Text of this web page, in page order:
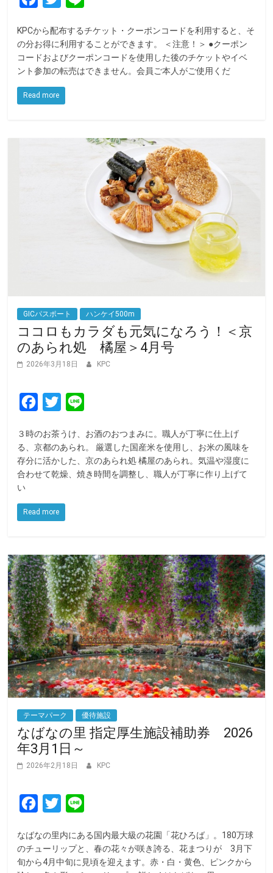
c
e
b
o
o
i
t
t
e
r
n
e
KPCから配布するチケット・クーポンコードを利用すると、そ
の分お得に利用することができます。 ＜注意！＞ ●クーポン
コードおよびクーポンコードを使用した後のチケットやイベ
ント参加の転売はできません。会員ご本人がご使用くだ
Read more
GICパスポート ハンケイ500m
ココロもカラダも元気になろう！＜京
のあられ処 橘屋＞4月号
2026年3月18日 KPC
c
e
b
o
T
t
t
n
e
３時のお茶うけ、お酒のおつまみに。職人が丁寧に仕上げ
る、京都のあられ。 厳選した国産米を使用し、お米の風味を
存分に活かした、京のあられ処 橘屋のあられ。気温や湿度に
合わせて乾燥、焼き時間を調整し、職人が丁寧に作り上げて
い
Read more
テーマパーク 優待施設
なばなの里 指定厚生施設補助券 2026
年3月1日～
2026年2月18日 KPC
c
e
T
i
t
n
e
なばなの里内にある国内最大級の花園「花ひろば」。180万球
のチューリップと、春の花々が咲き誇る、花まつりが 3月下
旬から4月中旬に見頃を迎えます。赤・白・黄色、ピンクから